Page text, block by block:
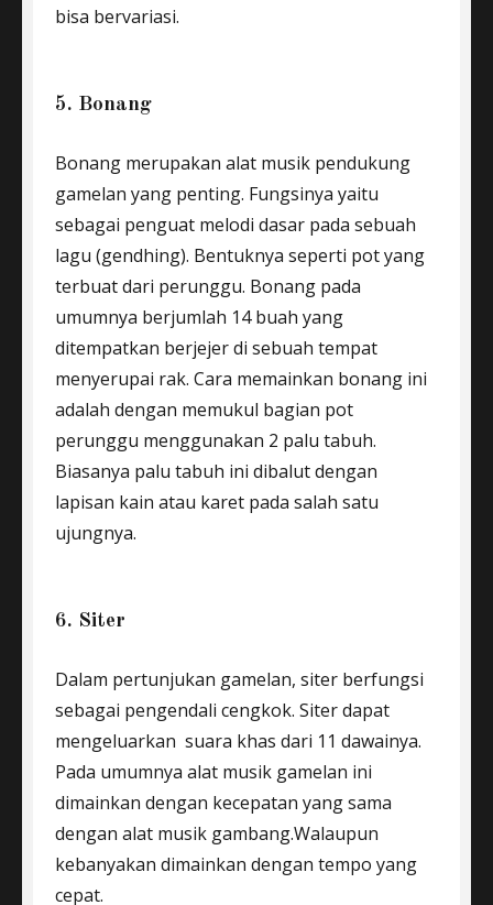
bisa bervariasi.
5. Bonang
Bonang merupakan alat musik pendukung
gamelan yang penting. Fungsinya yaitu
sebagai penguat melodi dasar pada sebuah
lagu (gendhing). Bentuknya seperti pot yang
terbuat dari perunggu. Bonang pada
umumnya berjumlah 14 buah yang
ditempatkan berjejer di sebuah tempat
menyerupai rak. Cara memainkan bonang ini
adalah dengan memukul bagian pot
perunggu menggunakan 2 palu tabuh.
Biasanya palu tabuh ini dibalut dengan
lapisan kain atau karet pada salah satu
ujungnya.
6. Siter
Dalam pertunjukan gamelan, siter berfungsi
sebagai pengendali cengkok. Siter dapat
mengeluarkan suara khas dari 11 dawainya.
Pada umumnya alat musik gamelan ini
dimainkan dengan kecepatan yang sama
dengan alat musik gambang.Walaupun
kebanyakan dimainkan dengan tempo yang
cepat.